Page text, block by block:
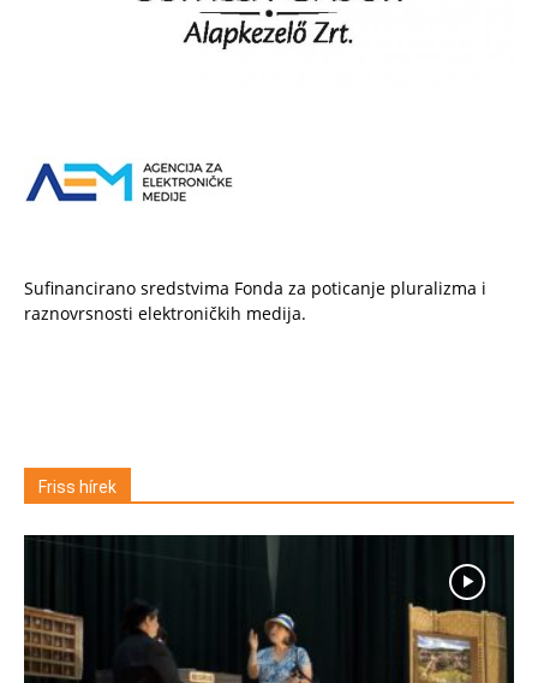
Sufinancirano sredstvima Fonda za poticanje pluralizma i
raznovrsnosti elektroničkih medija.
Friss hírek